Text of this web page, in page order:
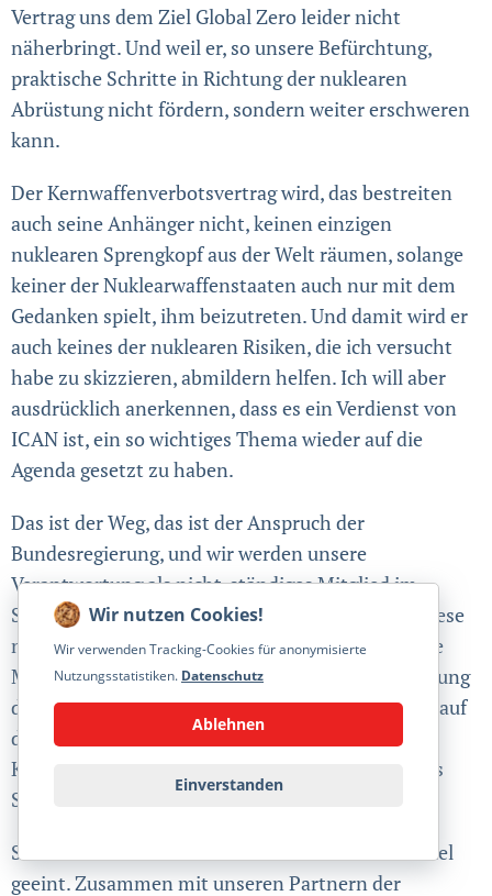
Wir verwenden Tracking-Cookies für anonymisierte
Nutzungsstatistiken. Datenschutz
Ablehnen
Einverstanden
Vertrag uns dem Ziel Global Zero leider nicht
näherbringt. Und weil er, so unsere Befürchtung,
praktische Schritte in Richtung der nuklearen
Abrüstung nicht fördern, sondern weiter er­schweren
kann.
Der Kernwaffenverbotsvertrag wird, das bestreiten
auch seine Anhänger nicht, keinen einzigen
nuklearen Spreng­kopf aus der Welt räumen, solange
keiner der Nuklear­waffenstaaten auch nur mit dem
Gedanken spielt, ihm beizutreten. Und damit wird er
auch keines der nuklearen Risiken, die ich versucht
habe zu skizzieren, abmildern helfen. Ich will aber
ausdrücklich anerkennen, dass es ein Verdienst von
ICAN ist, ein so wichtiges Thema wieder auf die
Agenda gesetzt zu haben.
Das ist der Weg, das ist der Anspruch der
Bundesregierung, und wir werden unsere
Verantwortung als nicht-ständiges Mitglied im
Sicherheitsrat der Vereinten Nationen nutzen, diese
nuklearen Herausforderungen anzugehen und die
Möglich­keiten schrittweiser Fortschritte in Richtung
der nuklearen Abrüstung auszuschöpfen. Es liegt auf
der Hand, dass dies nur im Dialog, nicht in
Konfrontation mit den Ständigen Mitgliedern des
Sicher­heitsrats erfolg­versprechend sein kann.
So sind wir trotz unterschiedlicher Ansätze im Ziel
geeint. Zusammen mit unseren Partnern der